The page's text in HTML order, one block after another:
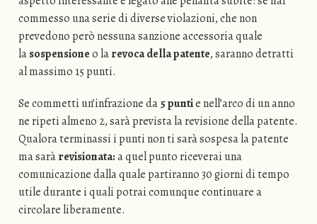
commesso una serie di diverse violazioni, che non
prevedono però nessuna sanzione accessoria quale
lasospensioneo larevoca della patente, saranno detratti
al massimo 15 punti.
Se commetti un’infrazione da5 puntie nell’arco di un anno
ne ripeti almeno 2, sarà prevista la revisione della patente.
Qualora terminassi i punti non ti sarà sospesa la patente
ma saràrevisionata:a quel punto riceverai una
comunicazione dalla quale partiranno 30 giorni di tempo
utile durante i quali potrai comunque continuare a
circolare liberamente.